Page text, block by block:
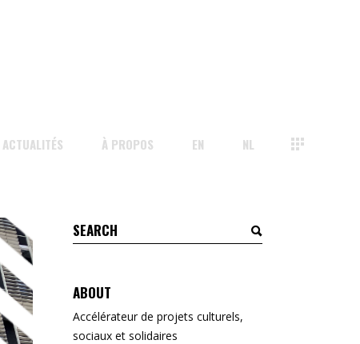
ACTUALITÉS À PROPOS EN NL
Search
for:
ABOUT
Accélérateur de projets culturels,
sociaux et solidaires